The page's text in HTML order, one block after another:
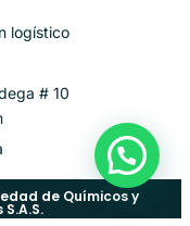
logístico​
# 10
de Químicos y